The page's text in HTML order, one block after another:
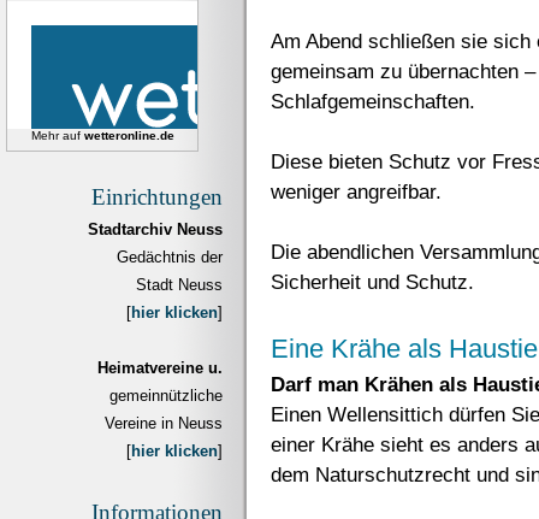
Mehr auf wetteronline.de
Einrichtungen
Stadtarchiv Neuss
Gedächtnis der
Stadt Neuss
[hier klicken]
Heimatvereine u.
gemeinnützliche
Vereine in Neuss
[hier klicken]
Informationen
Am Abend schließen sie
gemeinsam zu übernachten
Schlafgemeinschaften.
Diese bieten Schutz vor
weniger angreifbar.
Die abendlichen
Sicherheit und Schutz.
Eine Krähe als
Darf man Krähen als
Einen Wellensittich dürfen
einer Krähe sieht es anders
dem Naturschutzrecht und